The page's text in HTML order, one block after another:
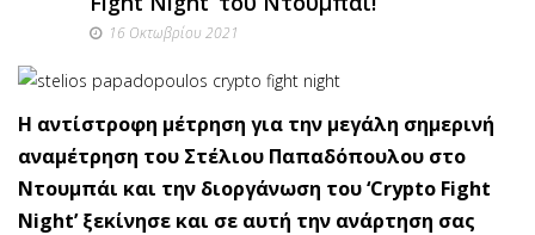
16 Οκτωβρίου 2021
Η αντίστροφη μέτρηση για την μεγάλη σημερινή
αναμέτρηση του Στέλιου Παπαδόπουλου στο
Ντουμπάι και την διοργάνωση του ‘Crypto Fight
Night’ ξεκίνησε και σε αυτή την ανάρτηση σας